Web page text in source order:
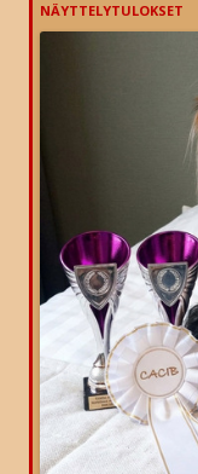
NÄYTTELYTULOKSET